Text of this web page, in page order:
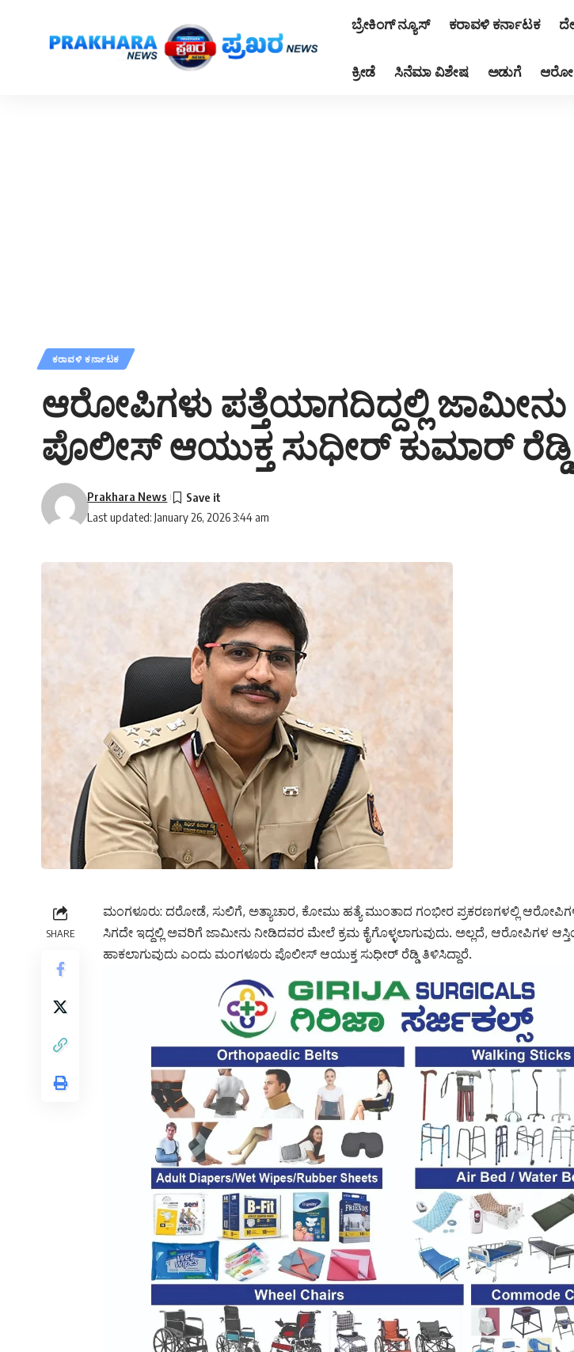
ಬ್ರೇಕಿಂಗ್ ನ್ಯೂಸ್ ಕರಾವಳಿ ಕರ್ನಾಟಕ
ಕ್ರೀಡೆ ಸಿನೆಮಾ ವಿಶೇಷ ಅಡುಗೆ
ಕರಾವಳಿ ಕರ್ನಾಟಕ
ಆರೋಪಿಗಳು ಪತ್ತೆಯಾಗದಿದ್ದಲ್ಲಿ
ಪೊಲೀಸ್‌ ಆಯುಕ್ತ ಸುಧೀರ್ ಕುಮಾರ್ ರೆಡ್ಡಿ
Last updated: January 26, 2026 3:44 am
Prakhara News
SHARE
ಮಂಗಳೂರು: ದರೋಡೆ, ಸುಲಿಗೆ, ಅತ್ಯಾಚಾರ, ಕೋಮು ಹತ್ಯೆ ಮುಂತಾದ ಗಂಭೀರ ಪ್ರಕರಣಗಳಲ್ಲಿ
ಸಿಗದೇ ಇದ್ದಲ್ಲಿ ಅವರಿಗೆ ಜಾಮೀನು ನೀಡಿದವರ ಮೇಲೆ ಕ್ರಮ ಕೈಗೊಳ್ಳಲಾಗುವುದು. ಅಲ್ಲದೆ, ಆರೋಪಿಗಳ
ಹಾಕಲಾಗುವುದು ಎಂದು ಮಂಗಳೂರು ಪೊಲೀಸ್ ಆಯುಕ್ತ ಸುಧೀ‌ರ್ ರೆಡ್ಡಿ ತಿಳಿಸಿದ್ದಾರೆ.